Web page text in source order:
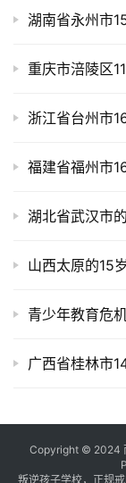
湖南省永州市
重庆市涪陵区
浙江省台州市
福建省福州市
湖北省武汉市
山西太原的15
青少年教育危
广西省桂林市
Copyright © 2024
叛逆孩子学校，正规